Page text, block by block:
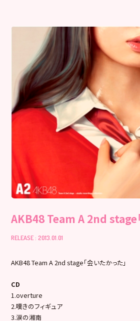
AKB48 Team A 2nd stage
RELEASE : 2013.01.01
AKB48 Team A 2nd stage「会いたかった」
CD
1.overture
2.嘆きのフィギュア
3.涙の湘南